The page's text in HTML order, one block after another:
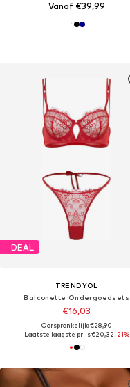
Vanaf €39,99
DEAL
TRENDYOL
Balconette Ondergoedsets
€16,03
Oorspronkelijk: €28,90
Laatste laagste prijs:€20,32-21%